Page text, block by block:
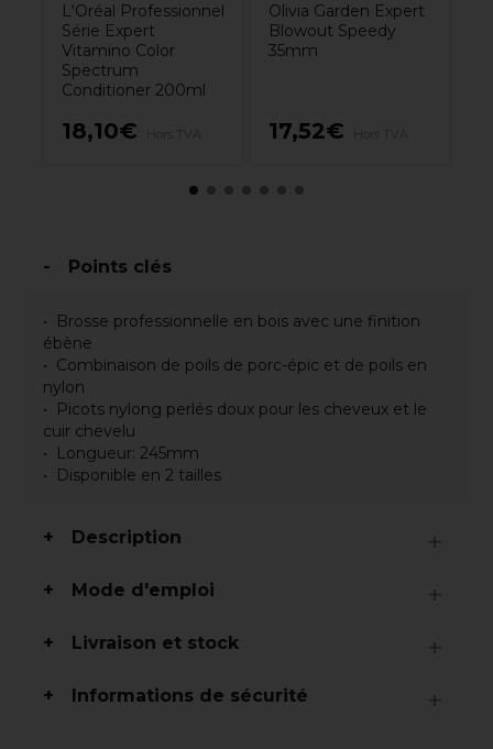
L'Oréal Professionnel
Série Expert
Vitamino Color
Spectrum
Conditioner 200ml
18,10€
Olivia Garden Expert
Blowout Speedy
35mm
17,52€
Points clés
Brosse professionnelle en bois avec une finition
ébène
Combinaison de poils de porc-épic et de poils en
nylon
Picots nylong perlés doux pour les cheveux et le
cuir chevelu
Longueur: 245mm
Disponible en 2 tailles
Description
Mode d'emploi
Livraison et stock
Informations de sécurité